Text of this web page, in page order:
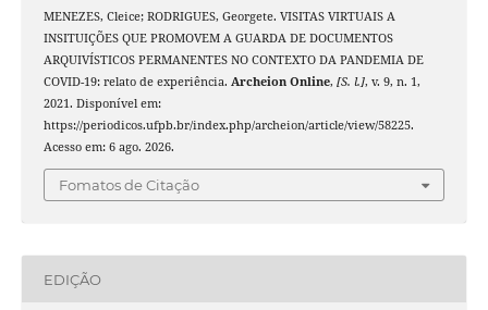
MENEZES, Cleice; RODRIGUES, Georgete. VISITAS VIRTUAIS A
INSITUIÇÕES QUE PROMOVEM A GUARDA DE DOCUMENTOS
ARQUIVÍSTICOS PERMANENTES NO CONTEXTO DA PANDEMIA DE
COVID-19: relato de experiência. Archeion Online, [S. l.], v. 9, n. 1,
2021. Disponível em:
https://periodicos.ufpb.br/index.php/archeion/article/view/58225.
Acesso em: 6 ago. 2026.
Fomatos de Citação
EDIÇÃO